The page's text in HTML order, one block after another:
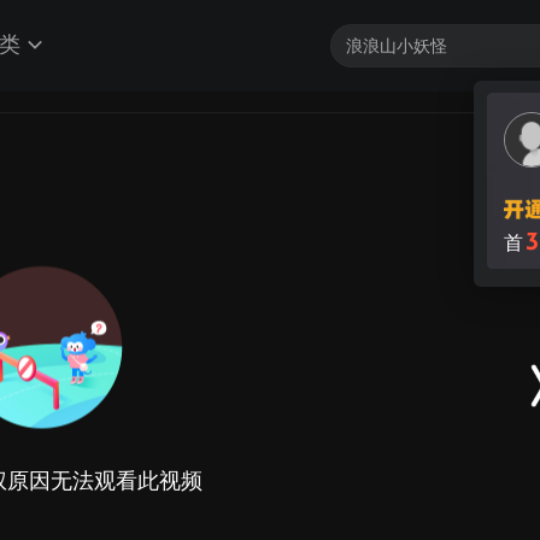
首3
因无法观看此视频